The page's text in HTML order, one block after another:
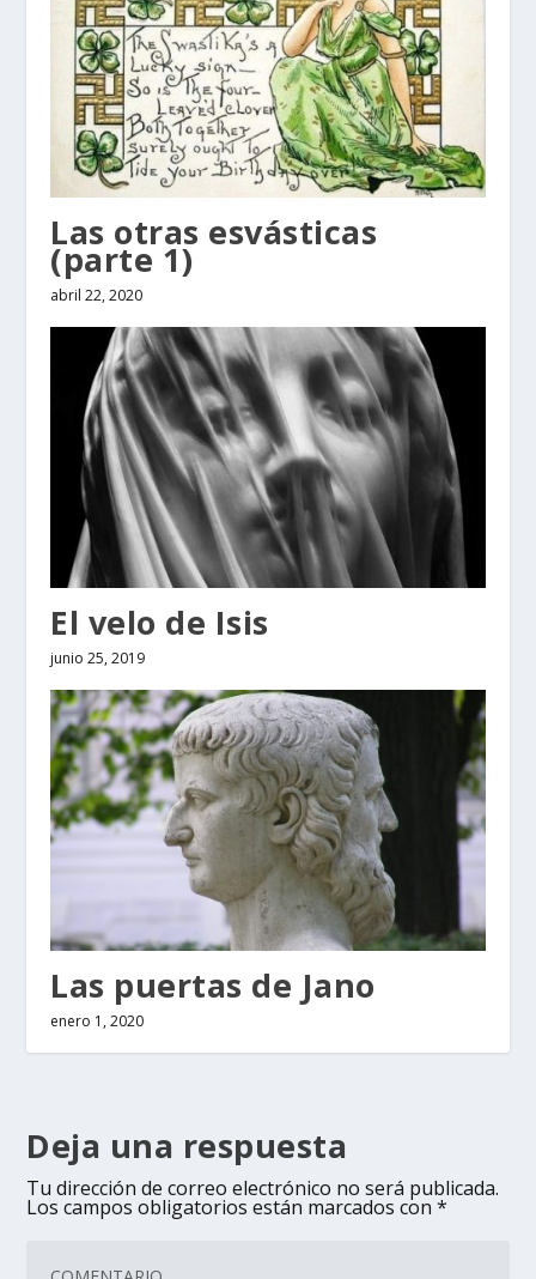
Las otras esvásticas
(parte 1)
abril 22, 2020
El velo de Isis
junio 25, 2019
Las puertas de Jano
enero 1, 2020
Deja una respuesta
Tu dirección de correo electrónico no será publicada.
Los campos obligatorios están marcados con*